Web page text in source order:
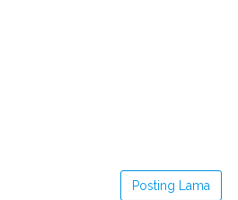
Posting Lama